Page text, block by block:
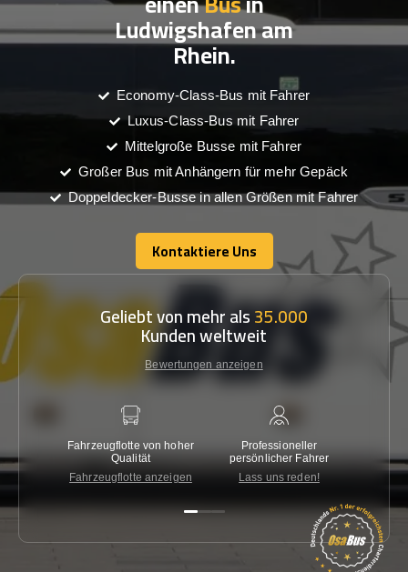
Ludwigshafen am
Rhein.
Economy-Class-Bus mit Fahrer
Luxus-Class-Bus mit Fahrer
Mittelgroße Busse mit Fahrer
Großer Bus mit Anhängern für mehr Gepäck
Doppeldecker-Busse in allen Größen mit Fahrer
Kontaktiere Uns
Kontaktiere Uns
Geliebt von mehr als35.000
Kunden weltweit
Bewertungen anzeigen
Fahrzeugflotte von hoher
Qualität
Fahrzeugflotte anzeigen
Professioneller
persönlicher Fahrer
Lass uns reden!